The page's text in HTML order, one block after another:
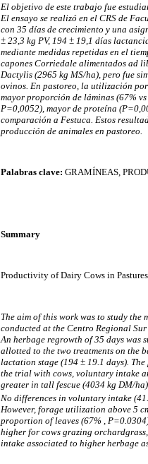
El objetivo de este trabajo fue
El ensayo se realizó en el CRS de
con 35 días de crecimiento y una
± 23,3 kg PV, 194 ± 19,1 días
mediante medidas repetidas en el
capones Corriedale alimentados ad
Dactylis (2965 kg MS/ha), pero fue
ovinos. En pastoreo, la utilización
mayor proporción de láminas (67%
P=0,0052), mayor de proteína
comparación a Festuca. Estos
producción de animales en pastoreo.
Palabras clave: GRAMÍNEAS,
Summary
Productivity of Dairy Cows in
The aim of this work was to study
conducted at the Centro Regional
An herbage regrowth of 35 days was
allotted to the two treatments on the
lactation stage (194 ± 19.1 days).
the trial with cows, voluntary intake
greater in tall fescue (4034 kg DM/
No differences in voluntary intake
However, forage utilization above 5
proportion of leaves (67% ,
higher for cows grazing
intake associated to higher herbage